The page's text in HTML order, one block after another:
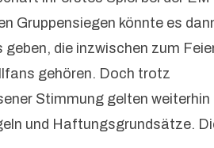
Gruppensiegen könnte es
die inzwischen zum
gehören. Doch trotz
Stimmung gelten weiterhin
und Haftungsgrundsätze.